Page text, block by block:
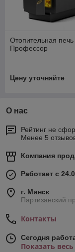
Отопительная
Профессор
Цену уточняйте
О нас
Рейтинг не
Менее 5
Компания
Работает с
г. Минск
Партизанский
Контакты
Сегодня
Показать